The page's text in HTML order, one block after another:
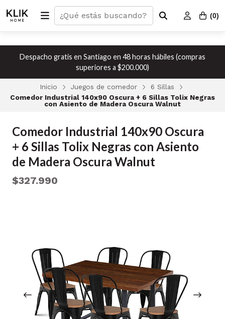
(0)
Despacho gratis en Santiago en 48 horas hábiles (compras
superiores a $200.000)
Inicio Juegos de comedor
6 Sillas
Comedor Industrial 140x90 Oscura + 6 Sillas Tolix Negras
con Asiento de Madera Oscura Walnut
Comedor Industrial 140x90 Oscura
+ 6 Sillas Tolix Negras con Asiento
de Madera Oscura Walnut
$327.990